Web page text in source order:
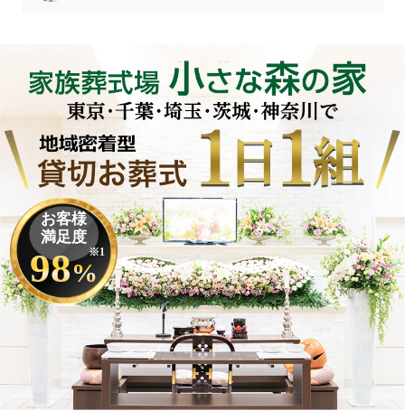
お客様
満足度
98%
※1